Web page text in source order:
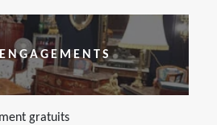
gratuits